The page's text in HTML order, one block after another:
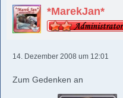
*MarekJan*
14. Dezember 2008 um 12:01
Zum Gedenken an